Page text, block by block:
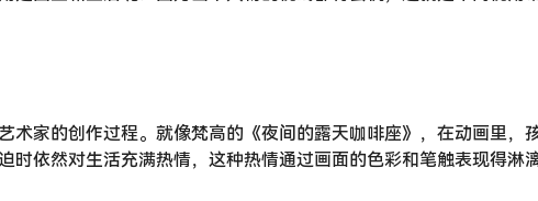
术家的创作过程。就像梵高的《夜间的露天咖啡座》，在动画里，
时依然对生活充满热情，这种热情通过画面的色彩和笔触表现得淋